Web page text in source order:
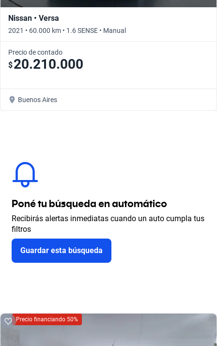
Nissan • Versa
2021 • 60.000 km • 1.6 SENSE • Manual
Precio de contado
$20.210.000
Buenos Aires
Poné tu búsqueda en automático
Recibirás alertas inmediatas cuando un auto cumpla tus
filtros
Guardar esta búsqueda
Precio financiando 50%